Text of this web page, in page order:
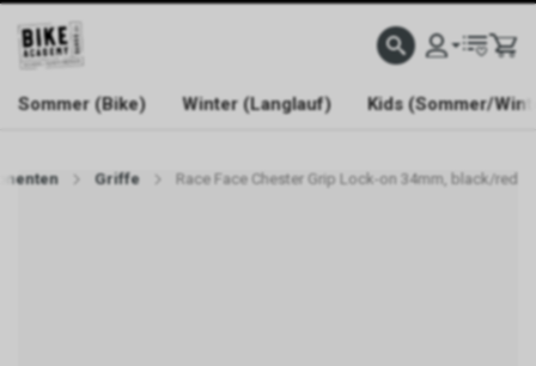
WELCOME TO BIKE ACADEMY
Sommer (Bike) Winter (Langlauf) Kids (Sommer/
Griffe Race Face Chester Grip Lock-on 34mm, black/red